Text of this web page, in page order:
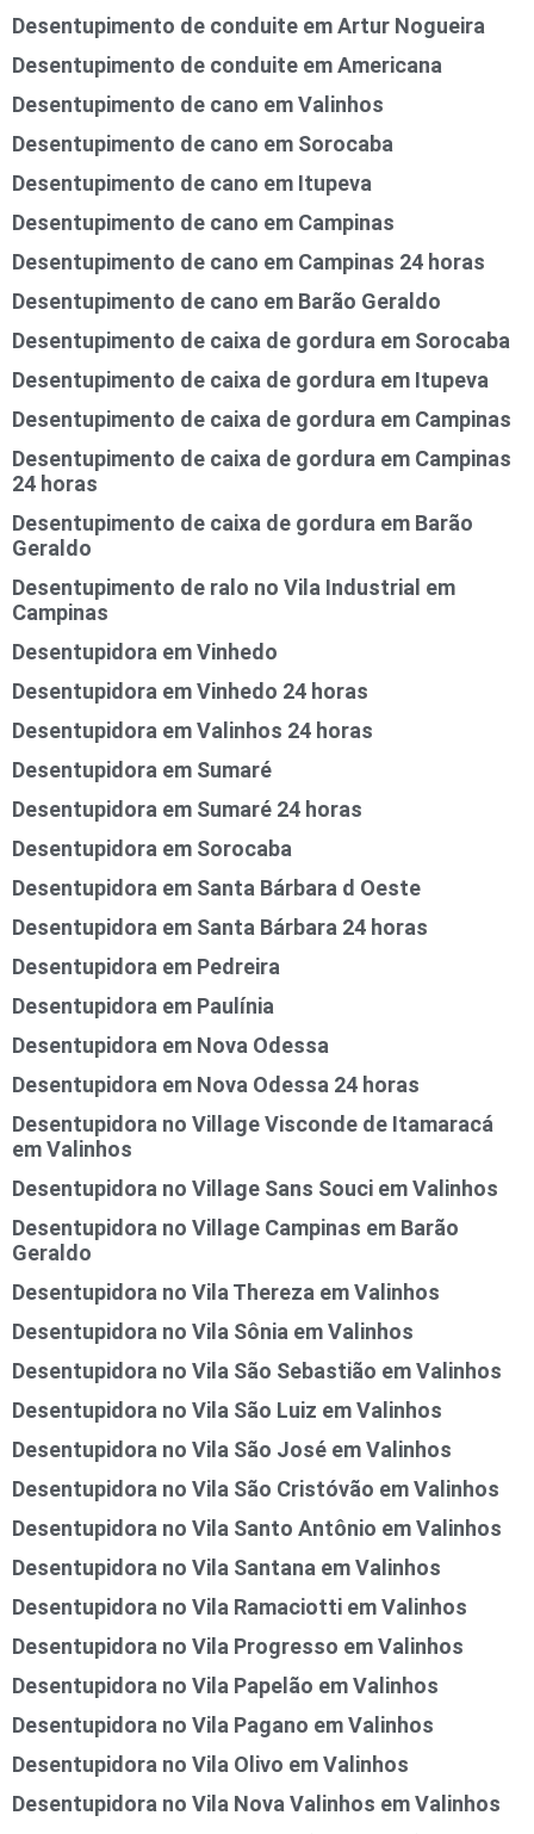
Desentupimento de conduite em Artur Nogueira
Desentupimento de conduite em Americana
Desentupimento de cano em Valinhos
Desentupimento de cano em Sorocaba
Desentupimento de cano em Itupeva
Desentupimento de cano em Campinas
Desentupimento de cano em Campinas 24 horas
Desentupimento de cano em Barão Geraldo
Desentupimento de caixa de gordura em Sorocaba
Desentupimento de caixa de gordura em Itupeva
Desentupimento de caixa de gordura em Campinas
Desentupimento de caixa de gordura em Campinas
24 horas
Desentupimento de caixa de gordura em Barão
Geraldo
Desentupimento de ralo no Vila Industrial em
Campinas
Desentupidora em Vinhedo
Desentupidora em Vinhedo 24 horas
Desentupidora em Valinhos 24 horas
Desentupidora em Sumaré
Desentupidora em Sumaré 24 horas
Desentupidora em Sorocaba
Desentupidora em Santa Bárbara d Oeste
Desentupidora em Santa Bárbara 24 horas
Desentupidora em Pedreira
Desentupidora em Paulínia
Desentupidora em Nova Odessa
Desentupidora em Nova Odessa 24 horas
Desentupidora no Village Visconde de Itamaracá
em Valinhos
Desentupidora no Village Sans Souci em Valinhos
Desentupidora no Village Campinas em Barão
Geraldo
Desentupidora no Vila Thereza em Valinhos
Desentupidora no Vila Sônia em Valinhos
Desentupidora no Vila São Sebastião em Valinhos
Desentupidora no Vila São Luiz em Valinhos
Desentupidora no Vila São José em Valinhos
Desentupidora no Vila São Cristóvão em Valinhos
Desentupidora no Vila Santo Antônio em Valinhos
Desentupidora no Vila Santana em Valinhos
Desentupidora no Vila Ramaciotti em Valinhos
Desentupidora no Vila Progresso em Valinhos
Desentupidora no Vila Papelão em Valinhos
Desentupidora no Vila Pagano em Valinhos
Desentupidora no Vila Olivo em Valinhos
Desentupidora no Vila Nova Valinhos em Valinhos